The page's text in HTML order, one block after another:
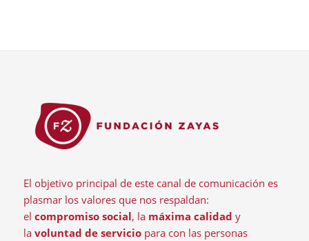
El objetivo principal de este canal de comunicación es
plasmar los valores que nos respaldan:
el compromiso social, la máxima calidad y
la voluntad de serviciopara con las personas